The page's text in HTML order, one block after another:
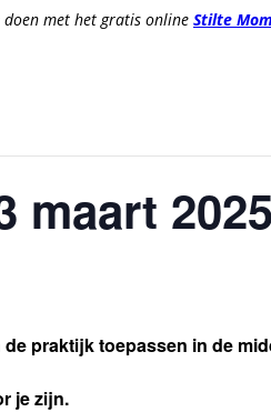
doen met het gratis online Stilte
maart 2025
praktijk toepassen in de
je zijn.